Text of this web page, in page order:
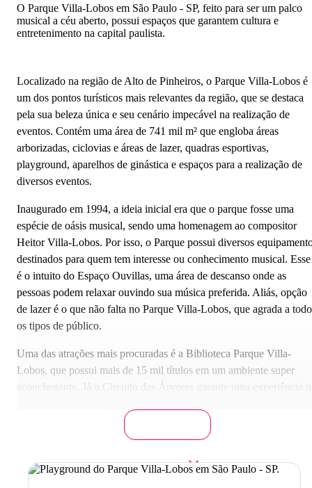
O Parque Villa-Lobos em São Paulo - SP, feito para ser um palco
musical a céu aberto, possui espaços que garantem cultura e
entretenimento na capital paulista.
Localizado na região de Alto de Pinheiros, o Parque Villa-Lobos é
um dos pontos turísticos mais relevantes da região, que se destaca
pela sua beleza única e seu cenário impecável na realização de
eventos. Contém uma área de 741 mil m² que engloba áreas
arborizadas, ciclovias e áreas de lazer, quadras esportivas,
playground, aparelhos de ginástica e espaços para a realização de
diversos eventos.
Inaugurado em 1994, a ideia inicial era que o parque fosse uma
espécie de oásis musical, sendo uma homenagem ao compositor
Heitor Villa-Lobos. Por isso, o Parque possui diversos
destinados para quem tem interesse ou conhecimento musical. Esse
é o intuito do Espaço Ouvillas, uma área de descanso onde as
pessoas podem relaxar ouvindo sua música preferida. Aliás, opção
de lazer é o que não falta no Parque Villa-Lobos, que agrada a
os tipos de público.
Uma das atrações mais procuradas é a Biblioteca Parque Villa-
Lobos, que possui mais de 15 mil títulos em um ambiente super
aconchegante. Já o Circuito das Árvores garante uma experiência
crianças terem um contato próximo com a natureza. Aliás, o espaço
Vila Ambiental dentro do Parque é um centro educacional onde as
global. Outro ponto alto do Parque é o Orquidário Ruth Cardoso,